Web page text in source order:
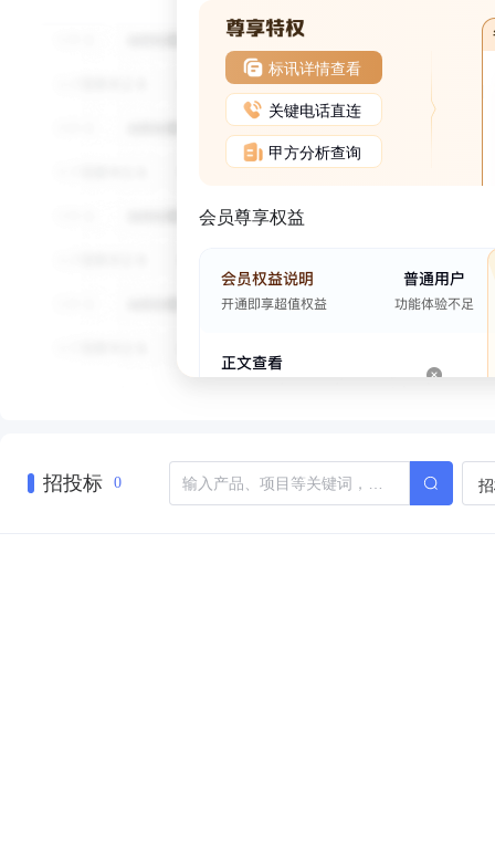
标讯详情查看
关键电话直连
甲方分析查询
会员尊享权益
招投标 0